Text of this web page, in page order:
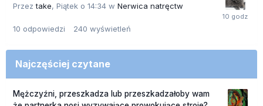
Przeztake, Piątek o 14:34 w Nerwica natręctw
10 odpowiedzi 240 wyświetleń
Najczęściej czytane
Mężczyźni, przeszkadza lub przeszkadzałoby wam